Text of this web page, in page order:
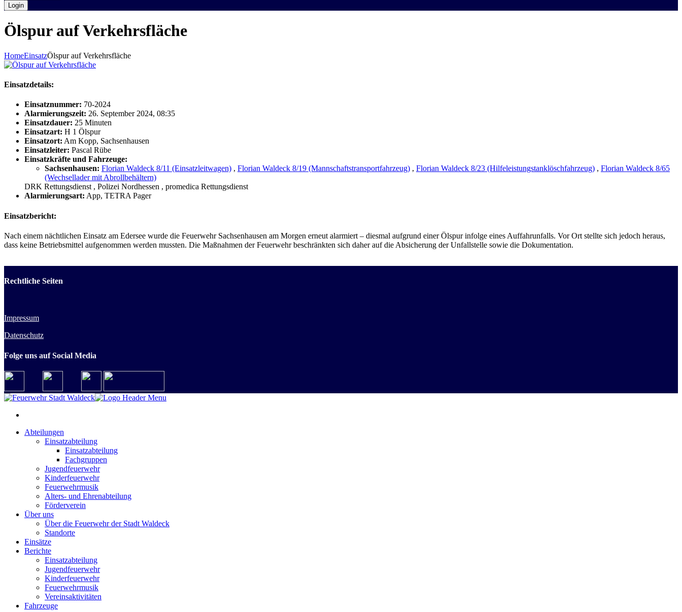
Ölspur auf Verkehrsfläche
HomeEinsatzÖlspur auf Verkehrsfläche
Einsatzdetails:
Einsatznummer: 70-2024
Alarmierungszeit: 26. September 2024, 08:35
Einsatzdauer: 25 Minuten
Einsatzart: H 1 Ölspur
Einsatzort: Am Kopp, Sachsenhausen
Einsatzleiter: Pascal Rübe
Einsatzkräfte und Fahrzeuge:
Sachsenhausen: Florian Waldeck 8/11 (Einsatzleitwagen) , Florian Waldeck 8/19 (Mannschaftstransportfahrzeug) , Florian Waldeck 8/23 (Hilfeleistungstanklöschfahrzeug) , Florian Waldeck 8/65
(Wechsellader mit Abrollbehältern)
DRK Rettungsdienst , Polizei Nordhessen , promedica Rettungsdienst
Alarmierungsart: App, TETRA Pager
Einsatzbericht:
Nach einem nächtlichen Einsatz am Edersee wurde die Feuerwehr Sachsenhausen am Morgen erneut alarmiert – diesmal aufgrund einer Ölspur infolge eines Auffahrunfalls. Vor Ort stellte sich jedoch heraus,
dass keine Betriebsmittel aufgenommen werden mussten. Die Maßnahmen der Feuerwehr beschränkten sich daher auf die Absicherung der Unfallstelle sowie die Dokumentation.
Rechtliche Seiten
Impressum
Datenschutz
Folge uns auf Social Media
Abteilungen
Einsatzabteilung
Einsatzabteilung
Fachgruppen
Jugendfeuerwehr
Kinderfeuerwehr
Feuerwehrmusik
Alters- und Ehrenabteilung
Förderverein
Über uns
Über die Feuerwehr der Stadt Waldeck
Standorte
Einsätze
Berichte
Einsatzabteilung
Jugendfeuerwehr
Kinderfeuerwehr
Feuerwehrmusik
Vereinsaktivitäten
Fahrzeuge